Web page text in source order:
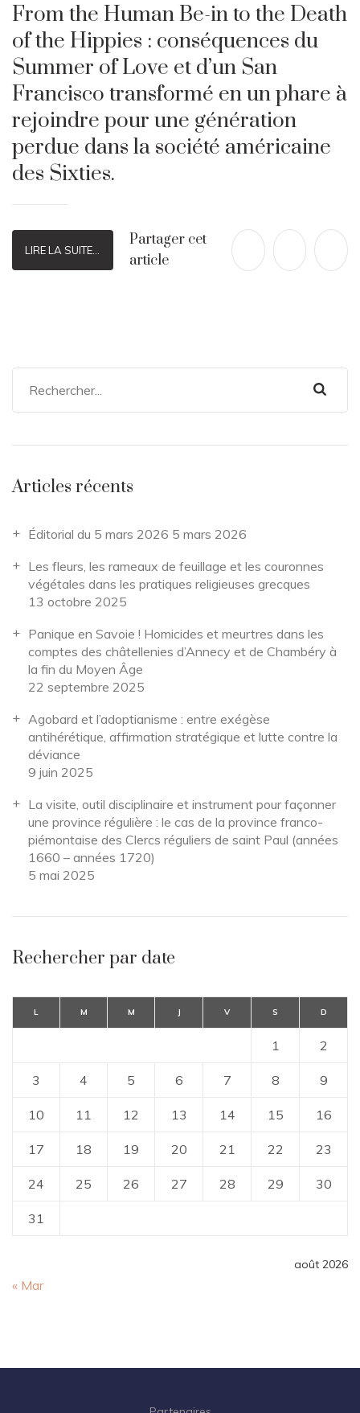
From the Human Be-in to the Death
of the Hippies : conséquences du
Summer of Love et d’un San
Francisco transformé en un phare à
rejoindre pour une génération
perdue dans la société américaine
des Sixties.
LIRE LA SUITE...
Partager cet
article
Articles récents
Éditorial du 5 mars 2026 5 mars 2026
Les fleurs, les rameaux de feuillage et les couronnes
végétales dans les pratiques religieuses grecques
13 octobre 2025
Panique en Savoie ! Homicides et meurtres dans les
comptes des châtellenies d’Annecy et de Chambéry à
la fin du Moyen Âge
22 septembre 2025
Agobard et l’adoptianisme : entre exégèse
antihérétique, affirmation stratégique et lutte contre la
déviance
9 juin 2025
La visite, outil disciplinaire et instrument pour façonner
une province régulière : le cas de la province franco-
piémontaise des Clercs réguliers de saint Paul (années
1660 – années 1720)
5 mai 2025
Rechercher par date
août 2026
L M M J V S D
1 2
3 4 5 6 7 8 9
10 11 12 13 14 15 16
17 18 19 20 21 22 23
24 25 26 27 28 29 30
31
« Mar